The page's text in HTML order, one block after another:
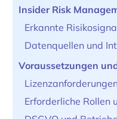
Insider Risk
Erkannte
Datenquellen und
Voraussetzungen
Erforderliche Rollen